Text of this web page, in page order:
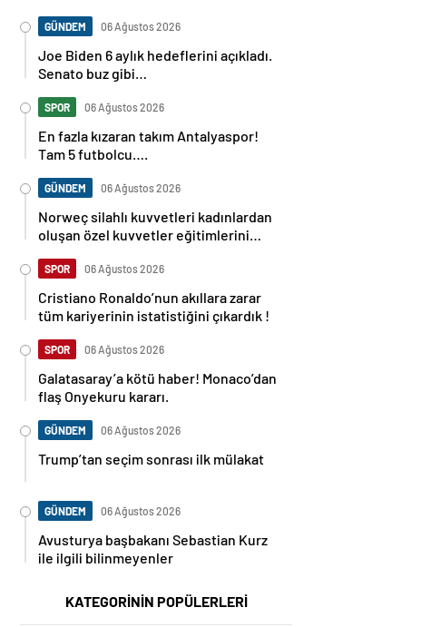
GÜNDEM 06 Ağustos 2026
Joe Biden 6 aylık hedeflerini açıkladı.
Senato buz gibi…
SPOR 06 Ağustos 2026
En fazla kızaran takım Antalyaspor!
Tam 5 futbolcu….
GÜNDEM 06 Ağustos 2026
Norweç silahlı kuvvetleri kadınlardan
oluşan özel kuvvetler eğitimlerini
SPOR 06 Ağustos 2026
Cristiano Ronaldo’nun akıllara zarar
tüm kariyerinin istatistiğini çıkardık !
SPOR 06 Ağustos 2026
Galatasaray’a kötü haber! Monaco’dan
flaş Onyekuru kararı.
GÜNDEM 06 Ağustos 2026
Trump’tan seçim sonrası ilk mülakat
GÜNDEM 06 Ağustos 2026
Avusturya başbakanı Sebastian Kurz
ile ilgili bilinmeyenler
KATEGORİNİN POPÜLERLERİ